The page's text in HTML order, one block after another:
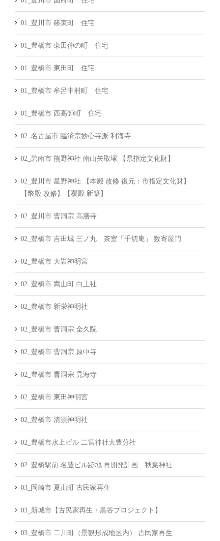
01_豊川市 篠束町 住宅
01_豊橋市 東田仲の町 住宅
01_豊橋市 東田町 住宅
01_豊橋市 牟呂中村町 住宅
01_豊橋市 西高師町 住宅
02_名古屋市 臨済宗妙心寺派 利海寺
02_碧南市 熊野神社 南山矢取塚 【県指定文化財】
02_豊川市 星野神社 【本殿 改修 復元：市指定文化財】
【幣殿 改修】【覆殿 新築】
02_豊川市 曹洞宗 高膳寺
02_豊橋市 吉田城 三ノ丸 茶室「千切庵」 数寄屋門
02_豊橋市 大岩神明宮
02_豊橋市 嵩山町 白土社
02_豊橋市 新栄神明社
02_豊橋市 曹洞宗 全久院
02_豊橋市 曹洞宗 原中寺
02_豊橋市 曹洞宗 見海寺
02_豊橋市 東田神明宮
02_豊橋市 清須神明社
02_豊橋市水上ビル 二宮神社大豊分社
02_豊橋駅前 名豊ビル跡地 再開発計画 秋葉神社
03_岡崎市 夏山町 古民家再生
03_新城市【古民家再生・黒谷プロジェクト】
03_豊橋市 二川町（景観形成地区内） 古民家再生